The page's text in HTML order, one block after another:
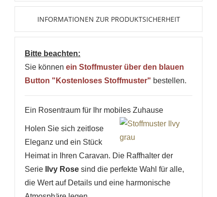
INFORMATIONEN ZUR PRODUKTSICHERHEIT
Bitte beachten:
Sie können ein Stoffmuster über den blauen
Button "Kostenloses Stoffmuster" bestellen.
Ein Rosentraum für Ihr mobiles Zuhause
Holen Sie sich zeitlose
Eleganz und ein Stück
Heimat in Ihren Caravan. Die Raffhalter der
Serie
Ilvy Rose sind die perfekte Wahl für alle,
die Wert auf Details und eine harmonische